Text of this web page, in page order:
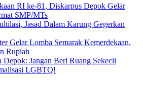
RI ke-81, Diskarpus Depok Gelar
SMP/MTs
Jasad Dalam Karung Gegerkan
Gelar Lomba Semarak Kemerdekaan,
Rupiah
Jangan Beri Ruang Sekecil
LGBTQ!